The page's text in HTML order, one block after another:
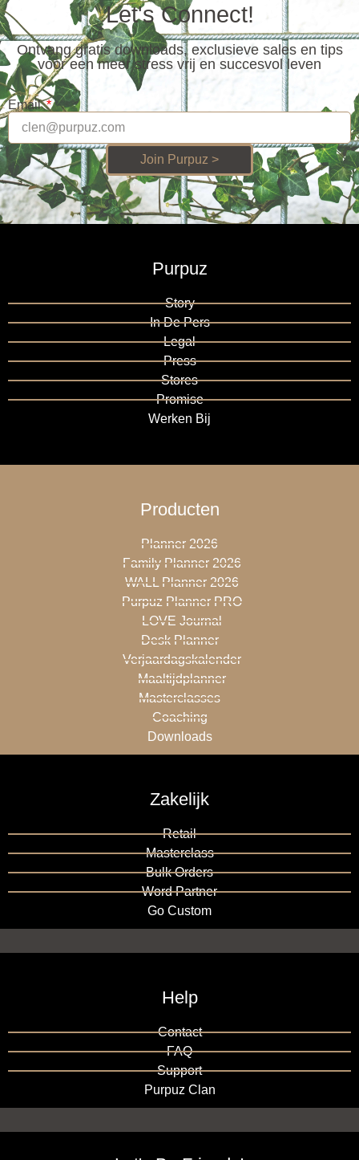
Let's Connect!
Ontvang gratis downloads, exclusieve sales en tips
voor een meer stress vrij en succesvol leven
Email
Join Purpuz >
Purpuz
Story
In De Pers
Legal
Press
Stores
Promise
Werken Bij
Producten
Planner 2026
Family Planner 2026
WALL Planner 2026
Purpuz Planner PRO
LOVE Journal
Desk Planner
Verjaardagskalender
Maaltijdplanner
Masterclasses
Coaching
Downloads
Zakelijk
Retail
Masterclass
Bulk Orders
Word Partner
Go Custom
Help
Contact
FAQ
Support
Purpuz Clan